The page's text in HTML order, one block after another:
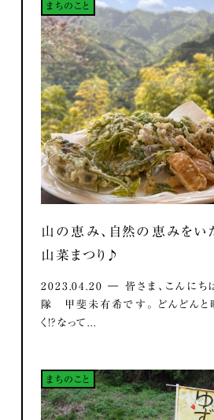
まちのこと
山の恵み、自然の恵みをいた
山菜まつり♪
2023.04.20 ― 皆さま、こんにち
隊 甲斐未有希です。 どんどんと
く！？なって...
まちのこと